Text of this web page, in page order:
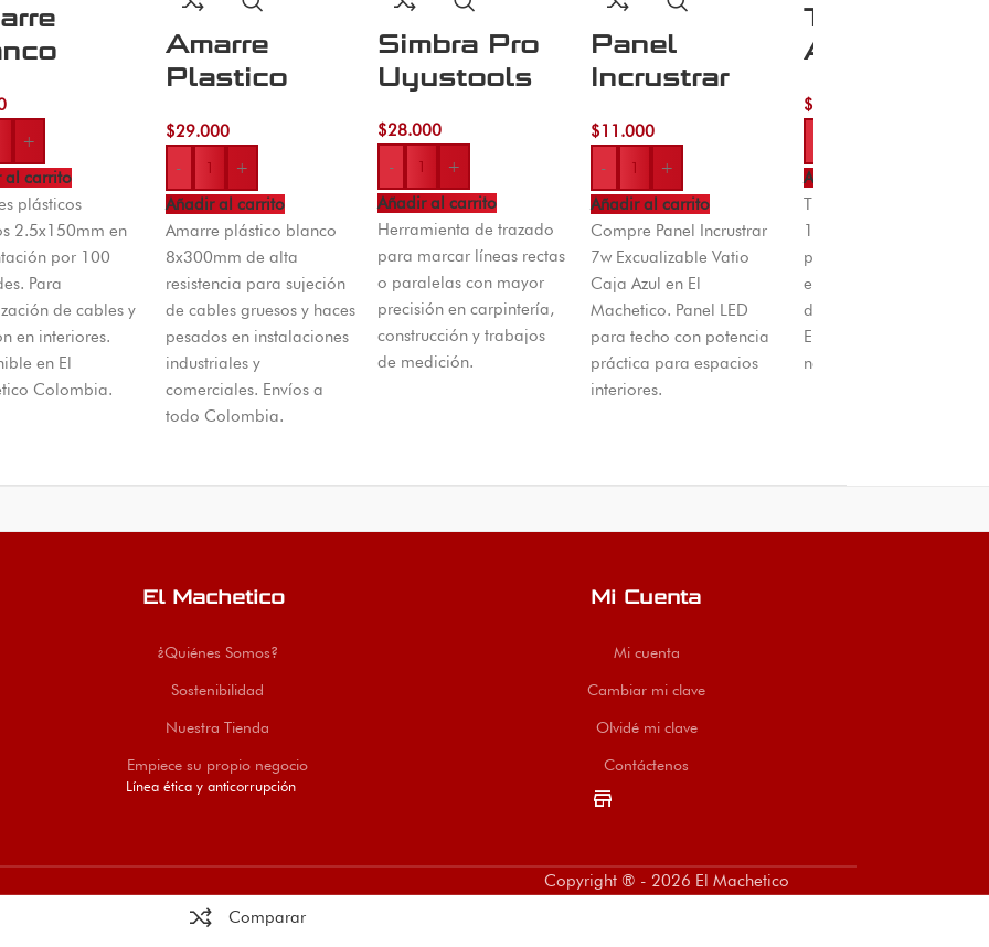
+
al carrito
plásticos
2.5x150mm en
por 100
Para
de cables y
en interiores.
en El
Colombia.
Amarre
Plastico
$29.000
-
+
Añadir al carrito
Amarre plástico blanco
8x300mm de alta
resistencia para sujeción
de cables gruesos y haces
pesados en instalaciones
industriales y
comerciales. Envíos a
todo Colombia.
Simbra Pro
Uyustools
$28.000
-
+
Añadir al carrito
Herramienta de trazado
para marcar líneas rectas
o paralelas con mayor
precisión en carpintería,
construcción y trabajos
de medición.
Panel
Incrustrar
Excualizable
Vatio Caja
Azul
$11.000
-
+
Añadir al carrito
Compre Panel Incrustrar
7w Excualizable Vatio
Caja Azul en El
Machetico. Panel LED
para techo con potencia
práctica para espacios
interiores.
Tijera
Aviacion
Drosh
$
Añadir al carrito
Tijera aviación derecha
10 pulgadas Drosh ideal
para cortes controlados
en lámina y metal
delgado. Disponible en
El Machetico con envío
nacional.
El Machetico
¿Quiénes Somos?
Sostenibilidad
Nuestra Tienda
Empiece su propio negocio
Línea ética y anticorrupción
Mi Cuenta
Mi cuenta
Cambiar mi clave
Olvidé mi clave
Contáctenos
store
Copyright ® - 2026 El Machetico
Comparar